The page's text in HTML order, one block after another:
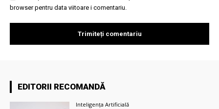
browser pentru data viitoare i comentariu.
EDITORII RECOMANDĂ
Inteligența Artificială